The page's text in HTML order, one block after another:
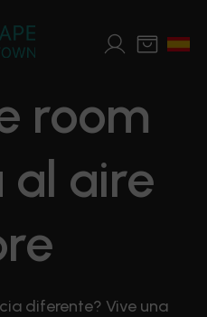
room
al aire
diferente? Vive una